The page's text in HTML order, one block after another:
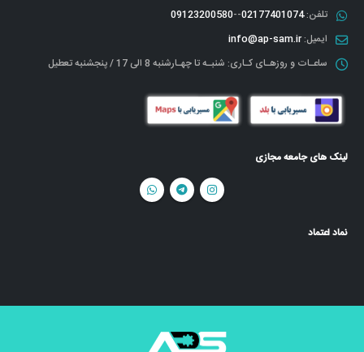
تلفن:02177401074
--
09123200580
ایمیل:info@ap-sam.ir
ساعـات و روزهـای کـاری: شنبـه تا چهـارشنبه 8 الی 17 / پنجشنبه تعطیل
لینک های جامعه مجازی
نماد اعتماد